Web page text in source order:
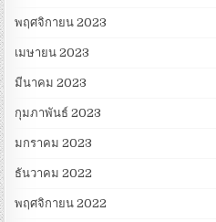
พฤศจิกายน 2023
เมษายน 2023
มีนาคม 2023
กุมภาพันธ์ 2023
มกราคม 2023
ธันวาคม 2022
พฤศจิกายน 2022